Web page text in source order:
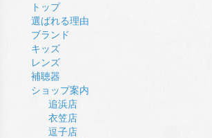
トップ
選ばれる理由
ブランド
キッズ
レンズ
補聴器
ショップ案内
追浜店
衣笠店
逗子店